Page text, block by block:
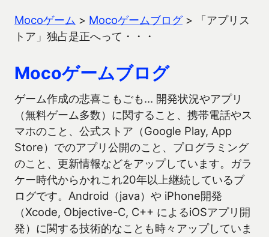
Mocoゲーム > Mocoゲームブログ>
「アプリス
トア」独占是正へって・・・
Mocoゲームブログ
ゲーム作成の悲喜こもごも… 開発状況やアプリ
（無料ゲーム多数）に関すること、携帯電話やス
マホのこと、公式ストア（Google Play, App
Store）でのアプリ公開のこと、プログラミング
のこと、更新情報などをアップしています。ガラ
ケー時代からかれこれ20年以上継続しているブ
ログです。Android（java）や iPhone開発
（Xcode, Objective-C, C++ によるiOSアプリ開
発）に関する技術的なことも時々アップしていま